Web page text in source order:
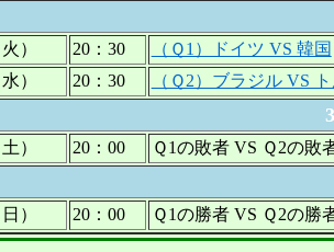
） 20：30
（Ｑ1）ドイツ VS 韓国
）
20：30 （Ｑ2）ブラジル VS
） 20：00 Ｑ1の敗者 VS Ｑ2の敗
） 20：00 Ｑ1の勝者 VS Ｑ2の勝